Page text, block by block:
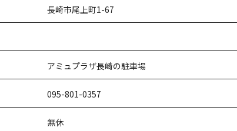
長崎市尾上町1-67
アミュプラザ長崎の駐車場
095-801-0357
無休